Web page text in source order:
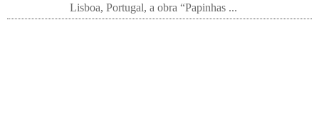
Lisboa, Portugal, a obra “Papinhas ...